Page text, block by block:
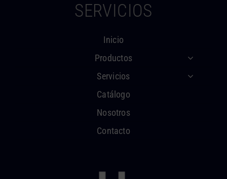
SERVICIOS
Inicio
Productos
Servicios
Catálogo
Nosotros
Contacto